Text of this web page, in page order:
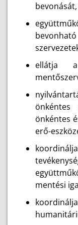
ellátja
önkéntes
önkéntes
erő-
mentési